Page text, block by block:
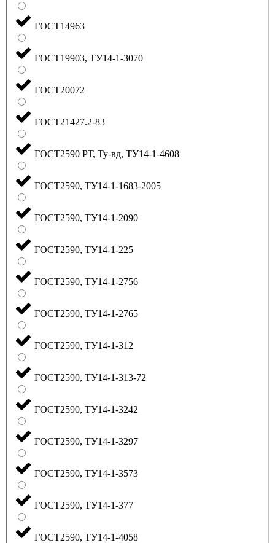
ГОСТ14963
ГОСТ19903, ТУ14-1-3070
ГОСТ20072
ГОСТ21427.2-83
ГОСТ2590 РТ, Ту-вд, ТУ14-1-4608
ГОСТ2590, ТУ14-1-1683-2005
ГОСТ2590, ТУ14-1-2090
ГОСТ2590, ТУ14-1-225
ГОСТ2590, ТУ14-1-2756
ГОСТ2590, ТУ14-1-2765
ГОСТ2590, ТУ14-1-312
ГОСТ2590, ТУ14-1-313-72
ГОСТ2590, ТУ14-1-3242
ГОСТ2590, ТУ14-1-3297
ГОСТ2590, ТУ14-1-3573
ГОСТ2590, ТУ14-1-377
ГОСТ2590, ТУ14-1-4058